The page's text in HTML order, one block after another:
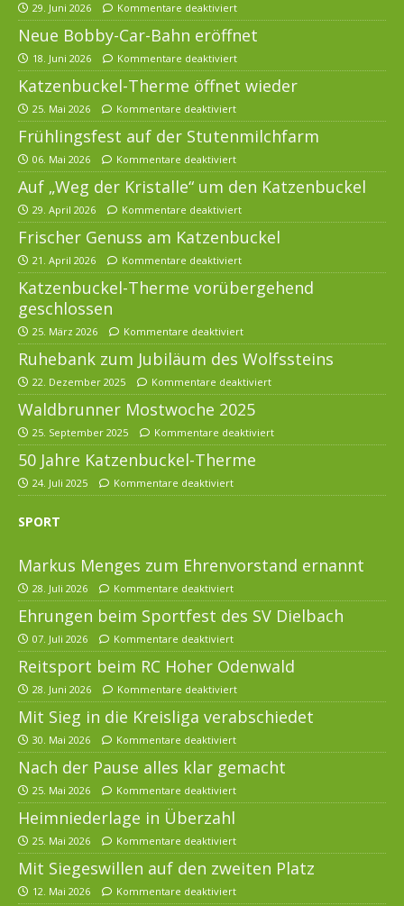
29. Juni 2026 Kommentare deaktiviert
Neue Bobby-Car-Bahn eröffnet
18. Juni 2026 Kommentare deaktiviert
Katzenbuckel-Therme öffnet wieder
25. Mai 2026 Kommentare deaktiviert
Frühlingsfest auf der Stutenmilchfarm
06. Mai 2026 Kommentare deaktiviert
Auf „Weg der Kristalle“ um den Katzenbuckel
29. April 2026 Kommentare deaktiviert
Frischer Genuss am Katzenbuckel
21. April 2026 Kommentare deaktiviert
Katzenbuckel-Therme vorübergehend
geschlossen
25. März 2026 Kommentare deaktiviert
Ruhebank zum Jubiläum des Wolfssteins
22. Dezember 2025 Kommentare deaktiviert
Waldbrunner Mostwoche 2025
25. September 2025 Kommentare deaktiviert
50 Jahre Katzenbuckel-Therme
24. Juli 2025 Kommentare deaktiviert
SPORT
Markus Menges zum Ehrenvorstand ernannt
28. Juli 2026 Kommentare deaktiviert
Ehrungen beim Sportfest des SV Dielbach
07. Juli 2026 Kommentare deaktiviert
Reitsport beim RC Hoher Odenwald
28. Juni 2026 Kommentare deaktiviert
Mit Sieg in die Kreisliga verabschiedet
30. Mai 2026 Kommentare deaktiviert
Nach der Pause alles klar gemacht
25. Mai 2026 Kommentare deaktiviert
Heimniederlage in Überzahl
25. Mai 2026 Kommentare deaktiviert
Mit Siegeswillen auf den zweiten Platz
12. Mai 2026 Kommentare deaktiviert